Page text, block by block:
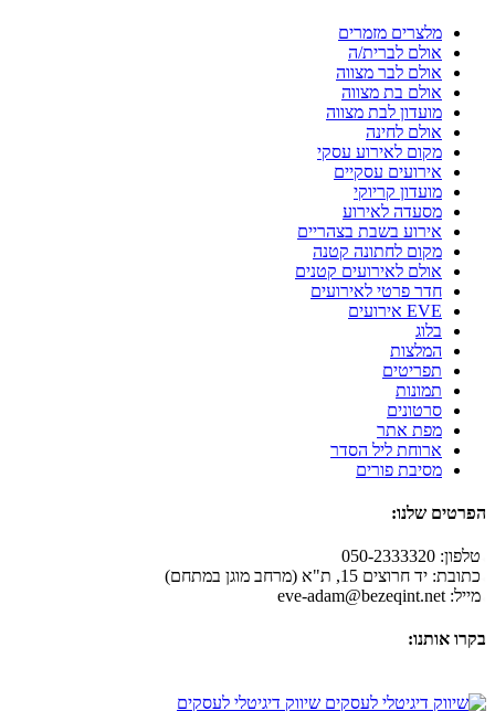
מלצרים מזמרים
אולם לברית/ה
אולם לבר מצווה
אולם בת מצווה
מועדון לבת מצווה
אולם לחינה
מקום לאירוע עסקי
אירועים עסקיים
מועדון קריוקי
מסעדה לאירוע
אירוע בשבת בצהריים
מקום לחתונה קטנה
אולם לאירועים קטנים
חדר פרטי לאירועים
EVE אירועים
בלוג
המלצות
תפריטים
תמונות
סרטונים
מפת אתר
ארוחת ליל הסדר
מסיבת פורים
הפרטים שלנו:
טלפון: 050-2333320
כתובת: יד חרוצים 15, ת"א (מרחב מוגן במתחם)
מייל: eve-adam@bezeqint.net
בקרו אותנו:
שיווק דיגיטלי לעסקים